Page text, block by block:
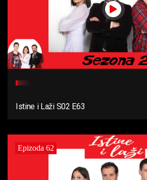
Istine i Laži S02 E63
Epizoda 62